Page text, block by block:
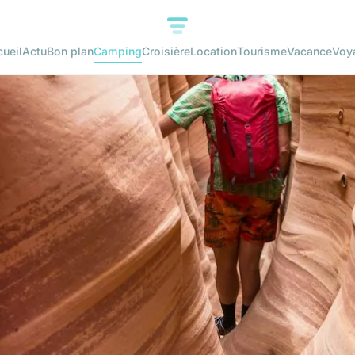
ActuBon planCampingCroisièreLocationTourismeVacance